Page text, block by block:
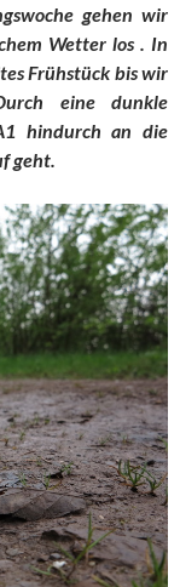
gehen wir
Wetter los . In
Frühstück bis wir
eine dunkle
hindurch an die
geht.